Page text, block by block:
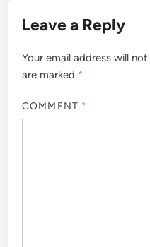
Leave a Reply
Your email address will
are marked *
COMMENT *